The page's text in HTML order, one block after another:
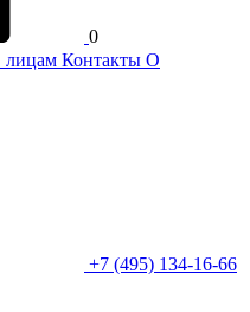
0
Контакты О
+7 (495) 134-16-66